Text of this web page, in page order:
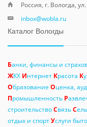
Россия, г. Вологда,
inbox@wobla.ru
Каталог Вологды
Банки, финансы и
ЖКХ Интернет Красота К
Образование Оценка,
Промышленность Р
строительствоСвязьС
отдых и спортУслуги